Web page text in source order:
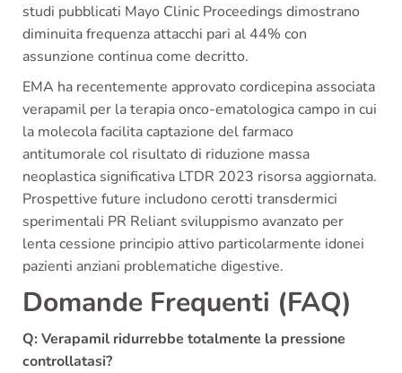
studi pubblicati Mayo Clinic Proceedings dimostrano
diminuita frequenza attacchi pari al 44% con
assunzione continua come decritto.
EMA ha recentemente approvato cordicepina associata
verapamil per la terapia onco-ematologica campo in cui
la molecola facilita captazione del farmaco
antitumorale col risultato di riduzione massa
neoplastica significativa LTDR 2023 risorsa aggiornata.
Prospettive future includono cerotti transdermici
sperimentali PR Reliant sviluppismo avanzato per
lenta cessione principio attivo particolarmente idonei
pazienti anziani problematiche digestive.
Domande Frequenti (FAQ)
Q: Verapamil ridurrebbe totalmente la pressione
controllatasi?